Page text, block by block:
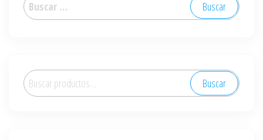
Buscar
por:
Buscar